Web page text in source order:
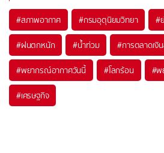
#สภาพอากาศ #กรมอุตุนิยมวิทยา #
#ฝนตกหนัก #น้ำท่วม #การตลาดเงิ
#พยากรณ์อากาศวันนี้ #โลกร้อน #พ
#เศรษฐกิจ